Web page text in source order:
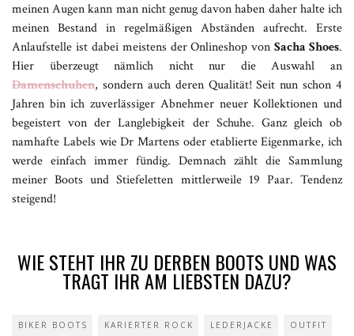
meinen Augen kann man nicht genug davon haben daher halte ich
meinen Bestand in regelmäßigen Abständen aufrecht. Erste
Anlaufstelle ist dabei meistens der Onlineshop vonSacha Shoes.
Hier überzeugt nämlich nicht nur die Auswahl an
Damenschuhen, sondern auch deren Qualität! Seit nun schon 4
Jahren bin ich zuverlässiger Abnehmer neuer Kollektionen und
begeistert von der Langlebigkeit der Schuhe. Ganz gleich ob
namhafte Labels wie Dr Martens oder etablierte Eigenmarke, ich
werde einfach immer fündig. Demnach zählt die Sammlung
meiner Boots und Stiefeletten mittlerweile 19 Paar. Tendenz
steigend!
WIE STEHT IHR ZU DERBEN BOOTS UND WAS
TRAGT IHR AM LIEBSTEN DAZU?
BIKER BOOTS KARIERTER ROCK LEDERJACKE OUTFIT